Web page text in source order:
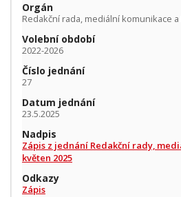
Orgán
Redakční rada, mediální komunikace a
Volební období
2022-2026
Číslo jednání
27
Datum jednání
23.5.2025
Nadpis
Zápis z jednání Redakční rady,
květen 2025
Odkazy
Zápis